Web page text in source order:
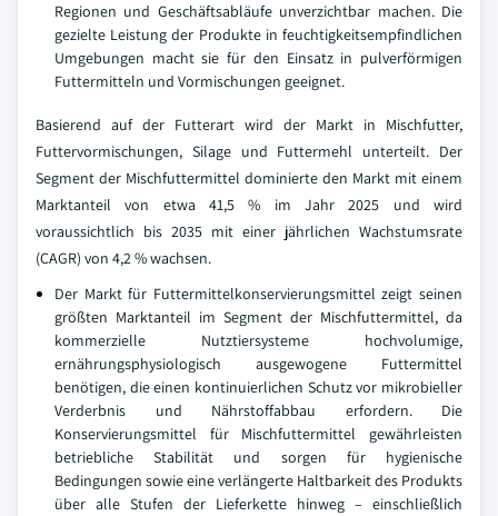
Regionen und Geschäftsabläufe unverzichtbar machen. Die
gezielte Leistung der Produkte in feuchtigkeitsempfindlichen
Umgebungen macht sie für den Einsatz in pulverförmigen
Futtermitteln und Vormischungen geeignet.
Basierend auf der Futterart wird der Markt in Mischfutter,
Futtervormischungen, Silage und Futtermehl unterteilt. Der
Segment der Mischfuttermittel dominierte den Markt mit einem
Marktanteil von etwa 41,5 % im Jahr 2025 und wird
voraussichtlich bis 2035 mit einer jährlichen Wachstumsrate
(CAGR) von 4,2 % wachsen.
Der Markt für Futtermittelkonservierungsmittel zeigt seinen
größten Marktanteil im Segment der Mischfuttermittel, da
kommerzielle Nutztiersysteme hochvolumige,
ernährungsphysiologisch ausgewogene Futtermittel
benötigen, die einen kontinuierlichen Schutz vor mikrobieller
Verderbnis und Nährstoffabbau erfordern. Die
Konservierungsmittel für Mischfuttermittel gewährleisten
betriebliche Stabilität und sorgen für hygienische
Bedingungen sowie eine verlängerte Haltbarkeit des Produkts
über alle Stufen der Lieferkette hinweg – einschließlich